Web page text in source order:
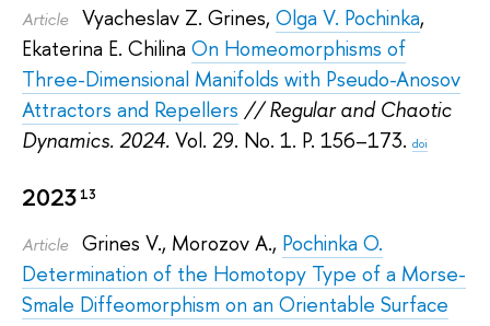
Article Vyacheslav Z. Grines, Olga V. Pochinka,
Ekaterina E. Chilina On Homeomorphisms of
Three-Dimensional Manifolds with Pseudo-Anosov
Attractors and Repellers // Regular and Chaotic
Dynamics. 2024. Vol. 29. No. 1. P. 156–173. doi
202313
Article Grines V., Morozov A., Pochinka O.
Determination of the Homotopy Type of a Morse-
Smale Diffeomorphism on an Orientable Surface